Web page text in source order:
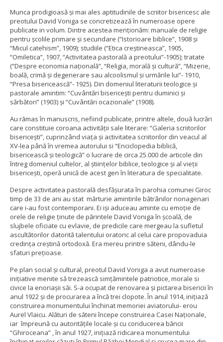
Munca prodigioasă şi mai ales aptitudinile de scriitor bisericesc ale
preotului David Voniga se concretizează în numeroase opere
publicate in volum. Dintre acestea menţionăm: manuale de religie
pentru şcolile primare şi secundare (“Istorioare biblice”, 1908 şi
“Micul catehism”, 1909); studiile (“Etica creştineasca”, 1905,
“Omiletica”, 1907, “Activitatea pastorală a preotului”-1905); tratate
(“Despre economia naţională”, “Religia, morală şi cultură”, “Mizerie,
boală, crimă şi degenerare sau alcoolismul şi urmările lui”- 1910,
“Presa bisericească”- 1925). Din domeniul literaturii teologice şi
pastorale amintim: “Cuvântări bisericeşti pentru duminici şi
sărbători” (1903) şi “Cuvântări ocazionale” (1908).
Au rămas în manuscris, nefiind publicate, printre altele, două lucrări
care constituie coroana activităţii sale literare: “Galeria scriitorilor
bisericeşti”, cuprinzând viaţa şi activitatea scriitorilor din veacul al
XV-lea până în vremea autorului si “Enciclopedia biblică,
bisericească şi teologică” o lucrare de circa 25.000 de articole din
întreg domeniul cultelor, al ştiinţelor biblice, teologice şi al vieţii
bisericeşti, operă unică de acest gen în literatura de specialitate.
Despre activitatea pastorală desfăşurata în parohia comunei Giroc
timp de 33 de ani au stat mărturie amintirile bătrânilor nonagenari
care i-au fost contemporani. Ei işi aduceau aminte cu emoţie de
orele de religie ţinute de părintele David Voniga în şcoală, de
slujbele oficiate cu evlavie, de predicile care mergeau la sufletul
ascultătorilor datorită talentului oratoric al celui care propovaduia
credinţa creştină ortodoxă. Era mereu printre săteni, dându-le
sfaturi preţioase.
Pe plan social şi cultural, preotul David Voniga a avut numeroase
iniţiative menite să trezească simţămintele patriotice, morale si
civice la enoriaşii săi. S-a ocupat de renovarea şi pictarea bisericii în
anul 1922 şi de procurarea a încă trei clopote. În anul 1914, iniţiază
construirea monumentului închinat memoriei aviatorului- erou
Aurel Vlaicu. Alături de săteni începe construirea Casei Naţionale,
iar împreună cu autorităţile locale şi cu conducerea băncii
“Ghiroceana” , în anul 1927, iniţiază ridicarea monumentului